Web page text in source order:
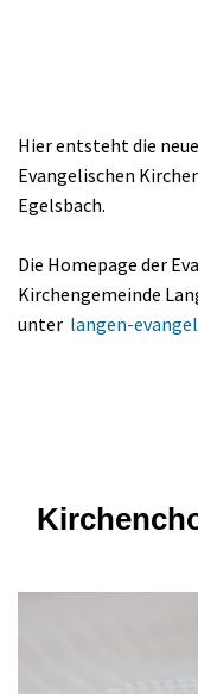
Hier entsteht die
Evangelischen
Egelsbach.
Die Homepage der
Kirchengemeinde
unter langen-